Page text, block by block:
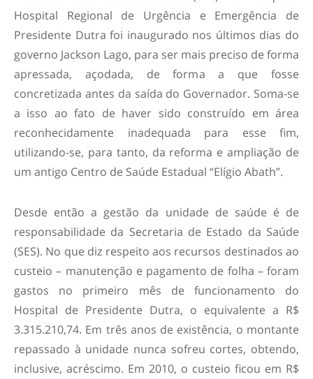
Hospital Regional de Urgência e Emergência de
Presidente Dutra foi inaugurado nos últimos dias do
governo Jackson Lago, para ser mais preciso de forma
apressada, açodada, de forma a que fosse
concretizada antes da saída do Governador. Soma-se
a isso ao fato de haver sido construído em área
reconhecidamente inadequada para esse fim,
utilizando-se, para tanto, da reforma e ampliação de
um antigo Centro de Saúde Estadual “Elígio Abath”.
Desde então a gestão da unidade de saúde é de
responsabilidade da Secretaria de Estado da Saúde
(SES). No que diz respeito aos recursos destinados ao
custeio – manutenção e pagamento de folha – foram
gastos no primeiro mês de funcionamento do
Hospital de Presidente Dutra, o equivalente a R$
3.315.210,74. Em três anos de existência, o montante
repassado à unidade nunca sofreu cortes, obtendo,
inclusive, acréscimo. Em 2010, o custeio ficou em R$